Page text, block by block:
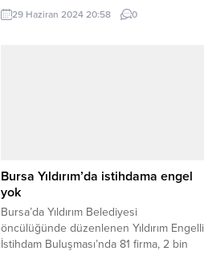
yangınlara müdahale eden ekipler
Selçuk-Kuşadası sınırında, Menderes
29 Haziran 2024 20:58 0
Bursa Yıldırım’da istihdama engel
yok
Bursa’da Yıldırım Belediyesi
öncülüğünde düzenlenen Yıldırım Engelli
İstihdam Buluşması’nda 81 firma, 2 bin